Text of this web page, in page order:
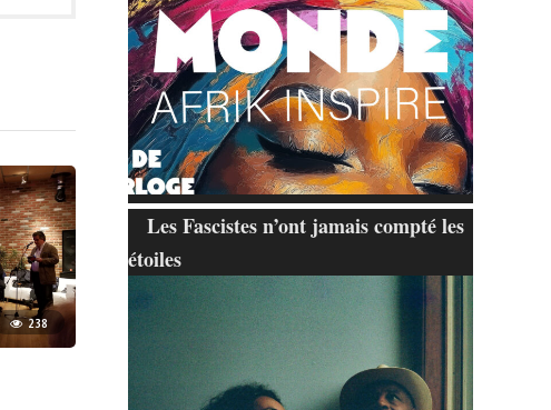
238
Les Fascistes n’ont jamais compté les
étoiles